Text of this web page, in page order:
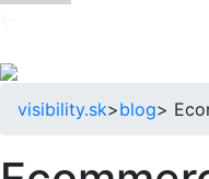
visibility.sk>blog>